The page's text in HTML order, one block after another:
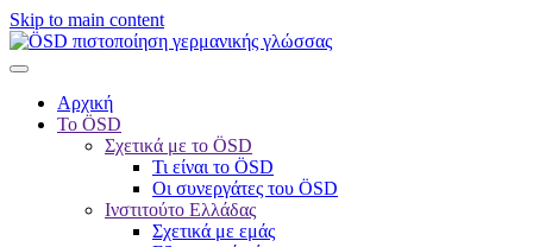
Skip to main content
Αρχική
Το ÖSD
Σχετικά με το ÖSD
Τι είναι το ÖSD
Οι συνεργάτες του ÖSD
Ινστιτούτο Ελλάδας
Σχετικά με εμάς